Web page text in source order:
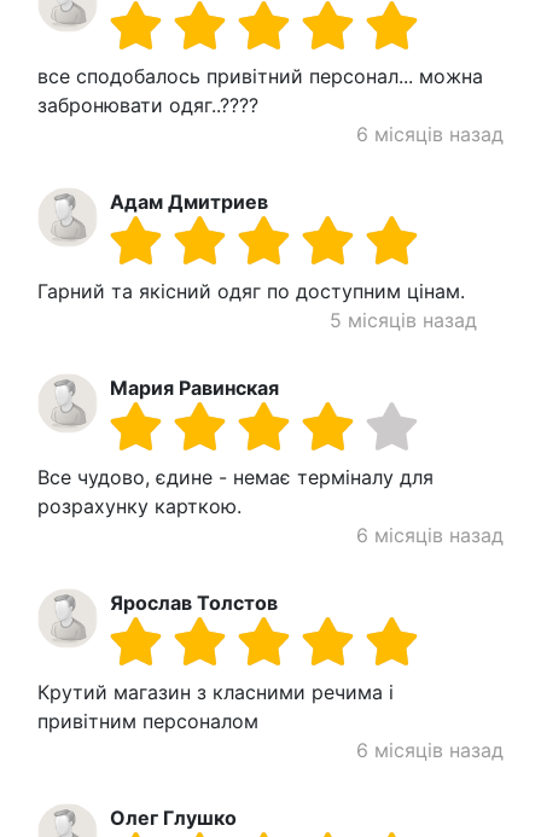
все сподобалось привітний персонал... можна
забронювати одяг..????
6 місяців назад
Адам Дмитриев
Гарний та якісний одяг по доступним цінам.
5 місяців назад
Мария Равинская
Все чудово, єдине - немає терміналу для
розрахунку карткою.
6 місяців назад
Ярослав Толстов
Крутий магазин з класними речима і
привітним персоналом
6 місяців назад
Олег Глушко